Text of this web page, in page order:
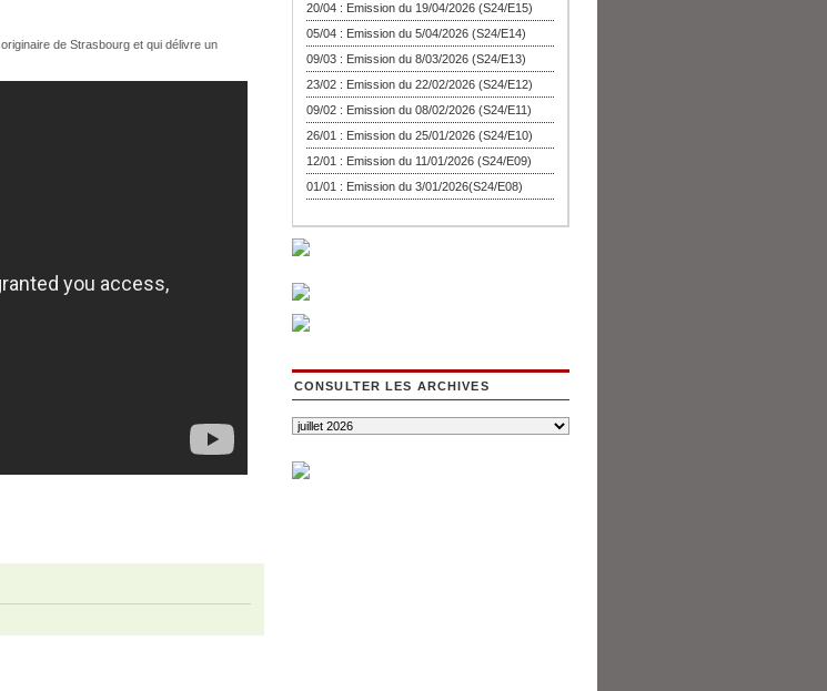
, originaire de Strasbourg et qui délivre un
20/04 : Emission du 19/04/2026 (S24/E15)
05/04 : Emission du 5/04/2026 (S24/E14)
09/03 : Emission du 8/03/2026 (S24/E13)
23/02 : Emission du 22/02/2026 (S24/E12)
09/02 : Emission du 08/02/2026 (S24/E11)
26/01 : Emission du 25/01/2026 (S24/E10)
12/01 : Emission du 11/01/2026 (S24/E09)
01/01 : Emission du 3/01/2026(S24/E08)
CONSULTER LES ARCHIVES